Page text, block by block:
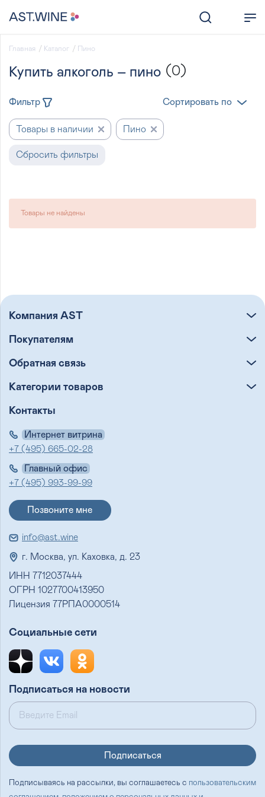
Главная Каталог Пино
Купить алкоголь – пино (0)
Фильтр Сортировать по
Товары в наличии Пино
Сбросить фильтры
Товары не найдены
Компания AST
Покупателям
Обратная связь
Категории товаров
Контакты
Интернет витрина
+7 (495) 665-02-28
Главный офис
+7 (495) 993-99-99
Позвоните мне
info@ast.wine
г. Москва, ул. Каховка, д. 23
ИНН 7712037444
ОГРН 1027700413950
Лицензия 77РПА0000514
Социальные сети
Подписаться на новости
Подписываясь на рассылки, вы соглашаетесь с пользовательским